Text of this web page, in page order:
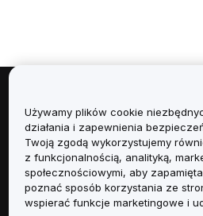
Informacje
Usługi
Obsługa Klienta
Używamy plików cookie
działania i zapewnienia
Twoją zgodą wykorzystujemy
z funkcjonalnością, analityką,
społecznościowymi, aby
poznać sposób korzystania ze
wspierać funkcje marketingowe i